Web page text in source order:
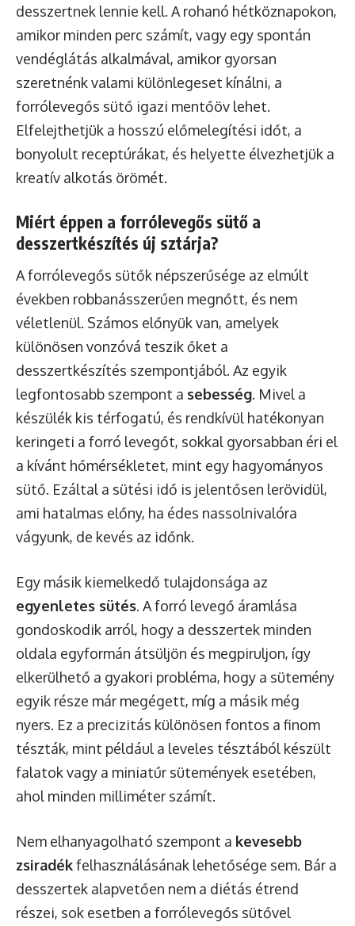
desszertnek lennie kell. A rohanó hétköznapokon,
amikor minden perc számít, vagy egy spontán
vendéglátás alkalmával, amikor gyorsan
szeretnénk valami különlegeset kínálni, a
forrólevegős sütő igazi mentőöv lehet.
Elfelejthetjük a hosszú előmelegítési időt, a
bonyolult receptúrákat, és helyette élvezhetjük a
kreatív alkotás örömét.
Miért éppen a forrólevegős sütő a
desszertkészítés új sztárja?
A forrólevegős sütők népszerűsége az elmúlt
években robbanásszerűen megnőtt, és nem
véletlenül. Számos előnyük van, amelyek
különösen vonzóvá teszik őket a
desszertkészítés szempontjából. Az egyik
legfontosabb szempont a sebesség. Mivel a
készülék kis térfogatú, és rendkívül hatékonyan
keringeti a forró levegőt, sokkal gyorsabban éri el
a kívánt hőmérsékletet, mint egy hagyományos
sütő. Ezáltal a sütési idő is jelentősen lerövidül,
ami hatalmas előny, ha édes nassolnivalóra
vágyunk, de kevés az időnk.
Egy másik kiemelkedő tulajdonsága az
egyenletes sütés. A forró levegő áramlása
gondoskodik arról, hogy a desszertek minden
oldala egyformán átsüljön és megpiruljon, így
elkerülhető a gyakori probléma, hogy a sütemény
egyik része már megégett, míg a másik még
nyers. Ez a precizitás különösen fontos a finom
tészták, mint például a leveles tésztából készült
falatok vagy a miniatűr sütemények esetében,
ahol minden milliméter számít.
Nem elhanyagolható szempont a kevesebb
zsiradékfelhasználásának lehetősége sem. Bár a
desszertek alapvetően nem a diétás étrend
részei, sok esetben a forrólevegős sütővel